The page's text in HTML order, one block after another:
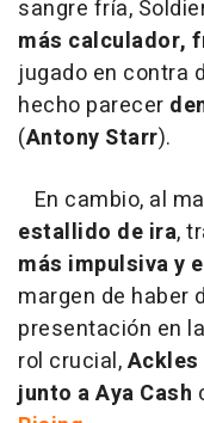
sangre fría,
más calculador,
jugado en contra
hecho parecer
(Antony Starr).
En cambio, al
estallido de ira,
más impulsiva y
margen de haber
presentación en
rol crucial,Ackles
junto a Aya Cash